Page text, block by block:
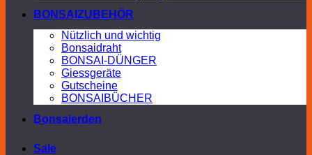
BONSAIZUBEHÖR
Nützlich und wichtig
Bonsaidraht
BONSAI-DÜNGER
Giessgeräte
Gutscheine
BONSAIBÜCHER
Bonsaierden
Sale